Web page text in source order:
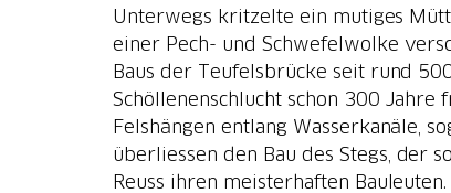
Unterwegs kritzelte ein mutiges
einer Pech- und Schwefelwolke
Baus der Teufelsbrücke seit rund
Schöllenenschlucht schon 300
Felshängen entlang Wasserkanäle,
überliessen den Bau des Stegs, der
Reuss ihren meisterhaften Bauleuten.